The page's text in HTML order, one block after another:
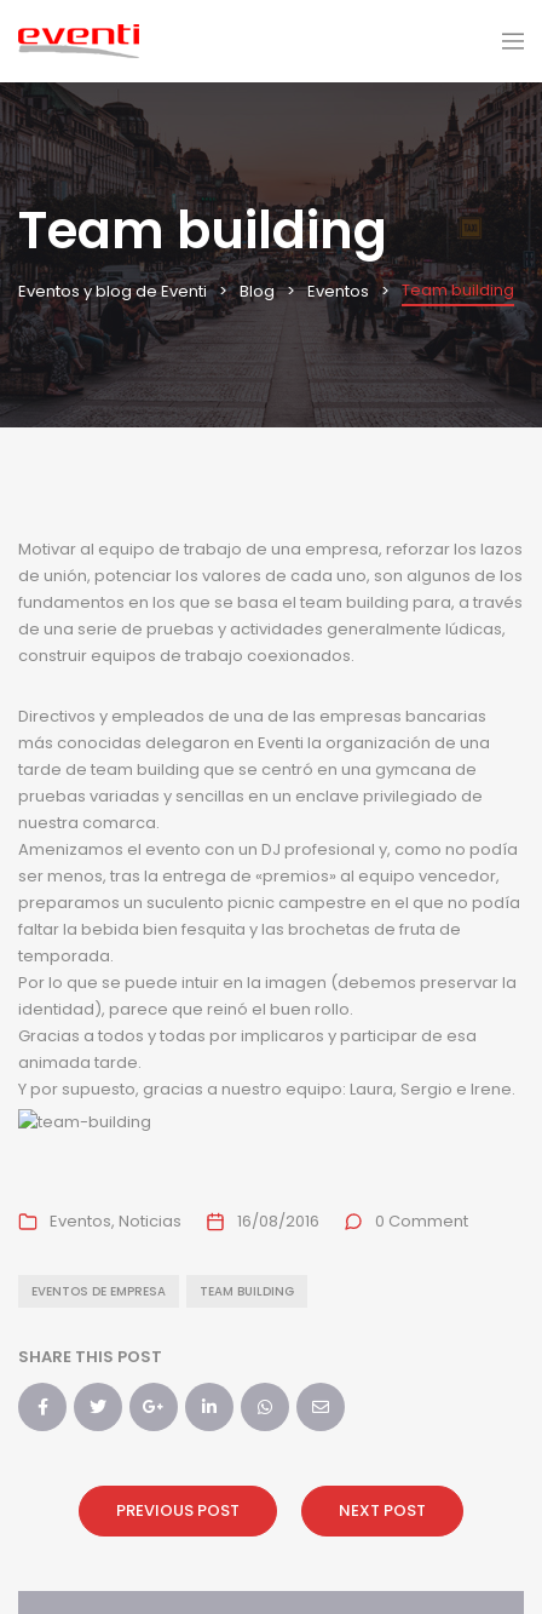
Team building
Eventos y blog de Eventi Blog Eventos Team building
Motivar al equipo de trabajo de una empresa, reforzar los lazos
de unión, potenciar los valores de cada uno, son algunos de los
fundamentos en los que se basa el team building para, a través
de una serie de pruebas y actividades generalmente lúdicas,
construir equipos de trabajo coexionados.
Directivos y empleados de una de las empresas bancarias
más conocidas delegaron en Eventi la organización de una
tarde de team building que se centró en una gymcana de
pruebas variadas y sencillas en un enclave privilegiado de
nuestra comarca.
Amenizamos el evento con un DJ profesional y, como no podía
ser menos, tras la entrega de «premios» al equipo vencedor,
preparamos un suculento picnic campestre en el que no podía
faltar la bebida bien fesquita y las brochetas de fruta de
temporada.
Por lo que se puede intuir en la imagen (debemos preservar la
identidad), parece que reinó el buen rollo.
Gracias a todos y todas por implicaros y participar de esa
animada tarde.
Y por supuesto, gracias a nuestro equipo: Laura, Sergio e Irene.
Eventos Noticias 16/08/2016 0 Comment
EVENTOS DE EMPRESA TEAM BUILDING
SHARE THIS POST
PREVIOUS POST NEXT POST